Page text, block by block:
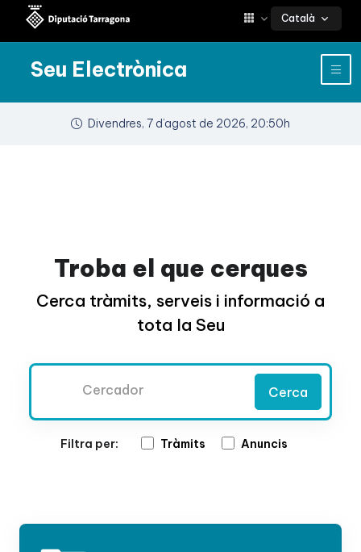
Català
Seu Electrònica
Divendres, 7 d’agost de 2026, 20:50h
Troba el que cerques
Cerca tràmits, serveis i informació a
tota la Seu
Cerca
Filtra per: Tràmits Anuncis